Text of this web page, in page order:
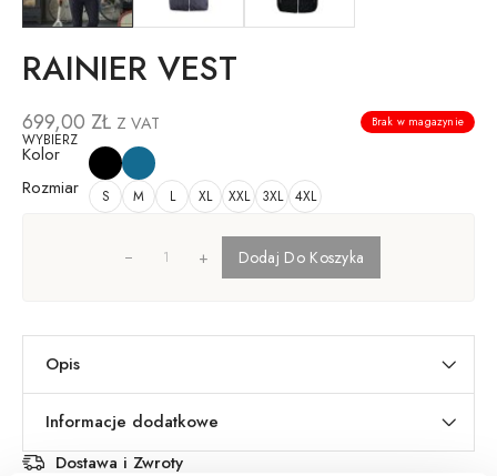
RAINIER VEST
699,00 ZŁ Z VAT Brak w magazynie
WYBIERZ
Kolor
Rozmiar
S M L XL XXL 3XL 4XL
+ Dodaj Do Koszyka
Opis
Informacje dodatkowe
Dostawa i Zwroty